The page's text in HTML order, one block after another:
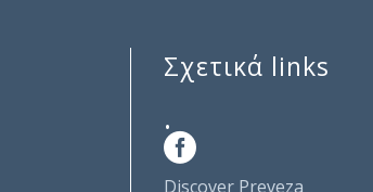
Σχετικά links
.
Discover Preveza